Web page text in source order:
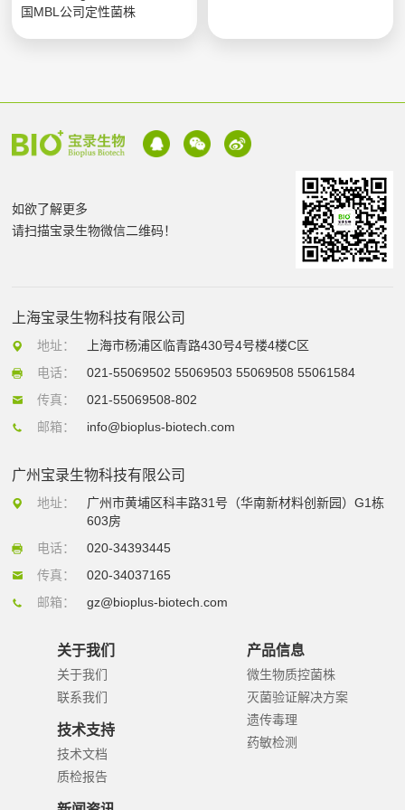
国MBL公司定性菌株
如欲了解更多
请扫描宝录生物微信二维码！
上海宝录生物科技有限公司
地址：
上海市杨浦区临青路430号4号楼4楼C区
电话：
021-55069502 55069503 55069508 55061584
传真：
021-55069508-802
邮箱：
info@bioplus-biotech.com
广州宝录生物科技有限公司
地址：
广州市黄埔区科丰路31号（华南新材料创新园）G1栋
603房
电话：
020-34393445
传真：
020-34037165
邮箱：
gz@bioplus-biotech.com
关于我们
关于我们
联系我们
技术支持
技术文档
质检报告
产品信息
微生物质控菌株
灭菌验证解决方案
遗传毒理
药敏检测